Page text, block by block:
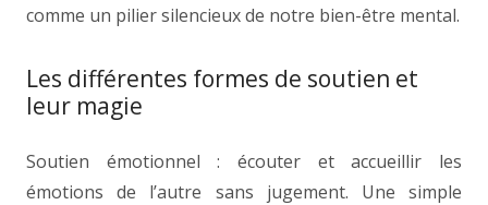
comme un pilier silencieux de notre bien-être mental.
Les différentes formes de soutien et
leur magie
Soutien émotionnel : écouter et accueillir les
émotions de l’autre sans jugement. Une simple